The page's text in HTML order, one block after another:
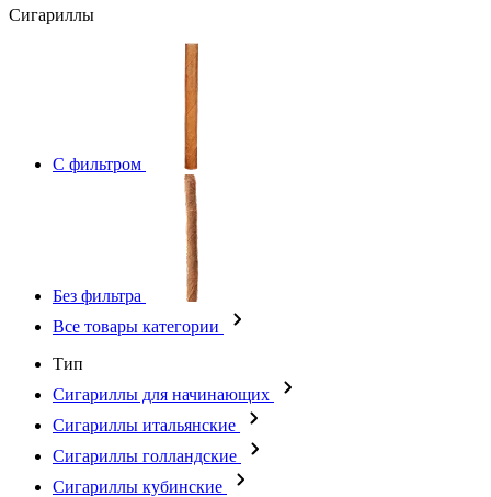
Сигариллы
С фильтром
Без фильтра
Все товары категории
Тип
Сигариллы для начинающих
Сигариллы итальянские
Сигариллы голландские
Сигариллы кубинские